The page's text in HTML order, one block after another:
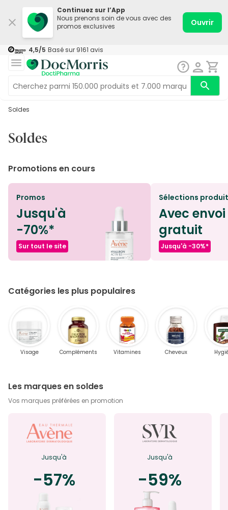
Continuez sur l’App
Nous prenons soin de vous avec des
promos exclusives
Ouvrir
4,5/5 Basé sur 9161 avis
Soldes
Soldes
Promotions en cours
Promos
Jusqu'à
-70%*
Sur tout le site
Sélections
Avec envoi
gratuit
Jusqu'à -30%*
Catégories les plus populaires
Visage Compléments Vitamines Cheveux
Les marques en soldes
Vos marques préférées en promotion
Jusqu'à
-57%
Jusqu'à
-59%